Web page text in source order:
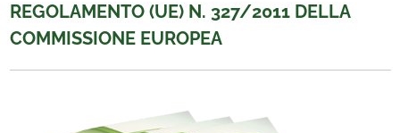
REGOLAMENTO (UE) N. 327/2011 DELLA
COMMISSIONE EUROPEA